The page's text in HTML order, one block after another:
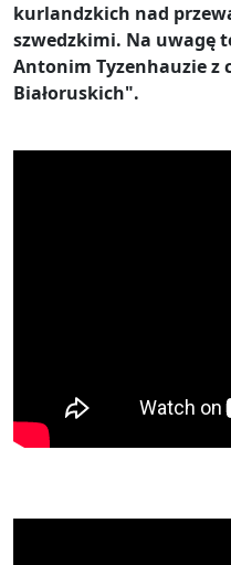
kurlandzkich nad
szwedzkimi. Na uwagę
Antonim Tyzenhauzie z
Białoruskich".